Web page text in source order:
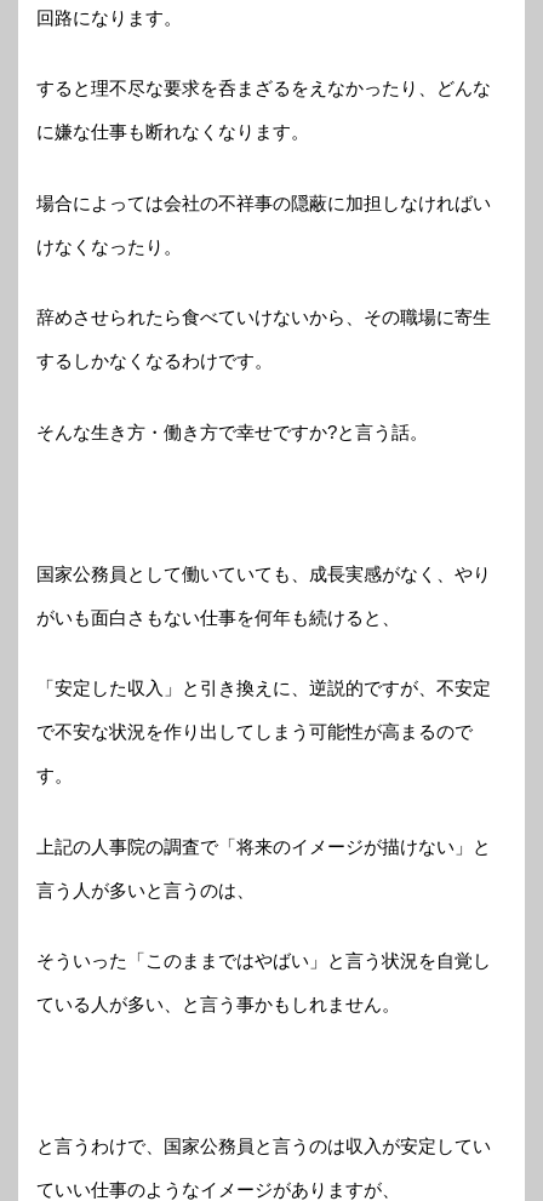
回路になります。
すると理不尽な要求を呑まざるをえなかったり、どんな
に嫌な仕事も断れなくなります。
場合によっては会社の不祥事の隠蔽に加担しなければい
けなくなったり。
辞めさせられたら食べていけないから、その職場に寄生
するしかなくなるわけです。
そんな生き方・働き方で幸せですか?と言う話。
国家公務員として働いていても、成長実感がなく、やり
がいも面白さもない仕事を何年も続けると、
「安定した収入」と引き換えに、逆説的ですが、不安定
で不安な状況を作り出してしまう可能性が高まるので
す。
上記の人事院の調査で「将来のイメージが描けない」と
言う人が多いと言うのは、
そういった「このままではやばい」と言う状況を自覚し
ている人が多い、と言う事かもしれません。
と言うわけで、国家公務員と言うのは収入が安定してい
ていい仕事のようなイメージがありますが、